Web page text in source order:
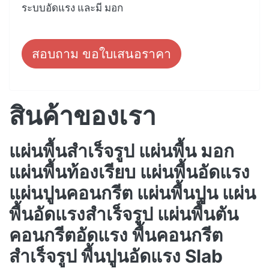
ระบบอัดแรง และมี มอก
สอบถาม ขอใบเสนอราคา
สินค้าของเรา
แผ่นพื้นสำเร็จรูป แผ่นพื้น มอก
แผ่นพื้นท้องเรียบ แผ่นพื้นอัดแรง
แผ่นปูนคอนกรีต แผ่นพื้นปูน แผ่น
พื้นอัดแรงสำเร็จรูป แผ่นพื้นตัน
คอนกรีตอัดแรง พื้นคอนกรีต
สำเร็จรูป พื้นปูนอัดแรง Slab